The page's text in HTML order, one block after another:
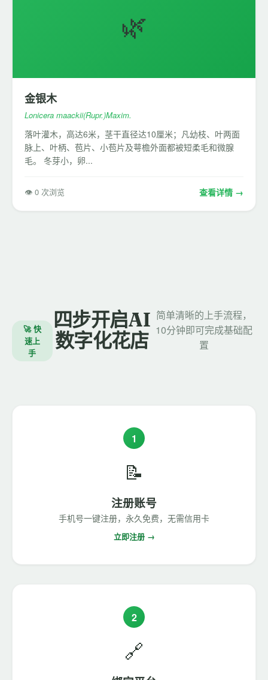
🌿
金银木
Lonicera maackii(Rupr.)Maxim.
落叶灌木，高达6米，茎干直径达10厘米；凡幼枝、叶两面
脉上、叶柄、苞片、小苞片及萼檐外面都被短柔毛和微腺
毛。 冬芽小，卵...
👁 0 次浏览 查看详情 →
🚀 快
速上
手
四步开启AI
数字化花店
简单清晰的上手流程，
10分钟即可完成基础配
置
1
📝
注册账号
手机号一键注册，永久免费，无需信用卡
立即注册 →
2
🔗